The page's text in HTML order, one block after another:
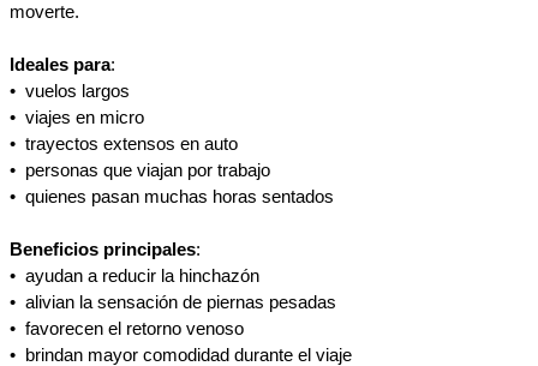
moverte.
Ideales para:
•⁠  ⁠vuelos largos
•⁠  ⁠viajes en micro
•⁠  ⁠trayectos extensos en auto
•⁠  ⁠personas que viajan por trabajo
•⁠  ⁠quienes pasan muchas horas sentados
Beneficios principales:
•⁠  ⁠ayudan a reducir la hinchazón
•⁠  ⁠alivian la sensación de piernas pesadas
•⁠  ⁠favorecen el retorno venoso
•⁠  ⁠brindan mayor comodidad durante el viaje